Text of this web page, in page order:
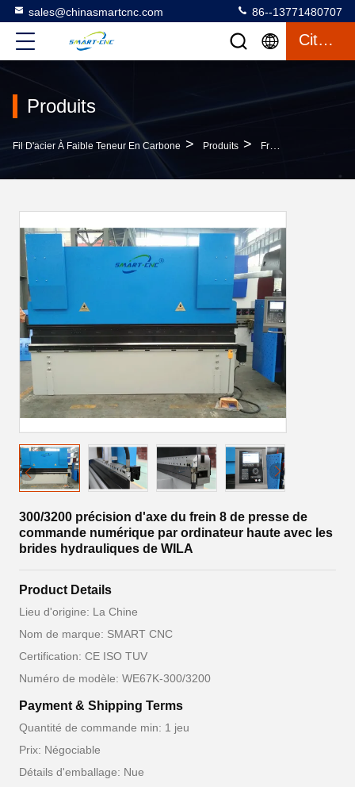
sales@chinasmartcnc.com 86--13771480707
Citation
Produits
Fil D'acier À Faible Teneur En Carbone > Produits > Frein De Presse De Commande Numérique Par Ordinateur
300/3200 précision d'axe du frein 8 de presse de
commande numérique par ordinateur haute avec les
brides hydrauliques de WILA
Product Details
Lieu d'origine: La Chine
Nom de marque: SMART CNC
Certification: CE ISO TUV
Numéro de modèle: WE67K-300/3200
Payment & Shipping Terms
Quantité de commande min: 1 jeu
Prix: Négociable
Détails d'emballage: Nue